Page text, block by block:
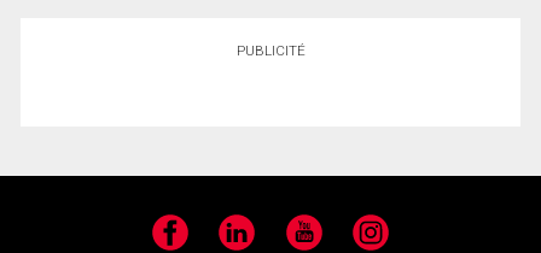
PUBLICITÉ
Facebook LinkedIn YouTube Instagram